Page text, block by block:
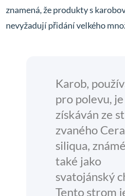
znamená, že produkty s
nevyžadují přidání velkého
Karob,
pro polevu, je
získáván ze
zvaného
siliqua,
také jako
svatojánský
Tento strom